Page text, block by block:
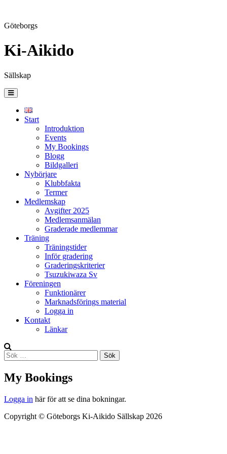
Göteborgs
Ki-Aikido
Sällskap
Skip
content
Start
Introduktion
Events
My Bookings
Blogg
Bildgalleri
Nybörjare
Klubbfakta
Termer
Medlemskap
Avgifter 2025
Medlemsanmälan
Graderade medlemmar
Träning
Träningstider
Inför gradering
Graderingskriterier
Tsuzukiwaza Sv
Föreningen
Funktionärer
Marknadsförings material
Logga in
Kontakt
Länkar
Sök
efter:
My Bookings
Logga in här för att se dina bokningar.
Copyright © Göteborgs Ki-Aikido Sällskap 2026